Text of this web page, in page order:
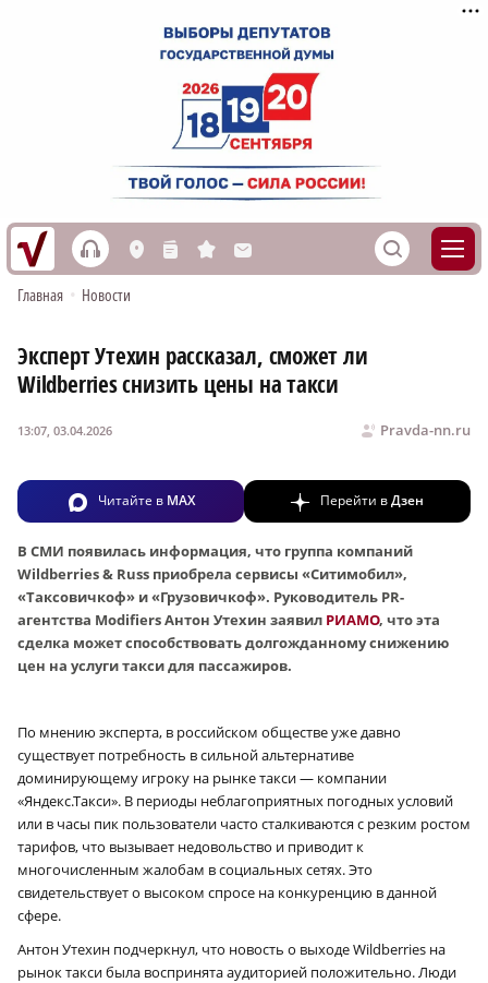
h L n s M S
Главная • Новости
Эксперт Утехин рассказал, сможет ли
Wildberries снизить цены на такси
Pravda-nn.ru
13:07, 03.04.2026
Читайте в MAX Перейти вДзен
В СМИ появилась информация, что группа компаний
Wildberries & Russ приобрела сервисы «Ситимобил»,
«Таксовичкоф» и «Грузовичкоф». Руководитель PR-
агентства Modifiers Антон Утехин заявил РИАМО, что эта
сделка может способствовать долгожданному снижению
цен на услуги такси для пассажиров.
По мнению эксперта, в российском обществе уже давно
существует потребность в сильной альтернативе
доминирующему игроку на рынке такси — компании
«Яндекс.Такси». В периоды неблагоприятных погодных условий
или в часы пик пользователи часто сталкиваются с резким ростом
тарифов, что вызывает недовольство и приводит к
многочисленным жалобам в социальных сетях. Это
свидетельствует о высоком спросе на конкуренцию в данной
сфере.
Антон Утехин подчеркнул, что новость о выходе Wildberries на
рынок такси была воспринята аудиторией положительно. Люди